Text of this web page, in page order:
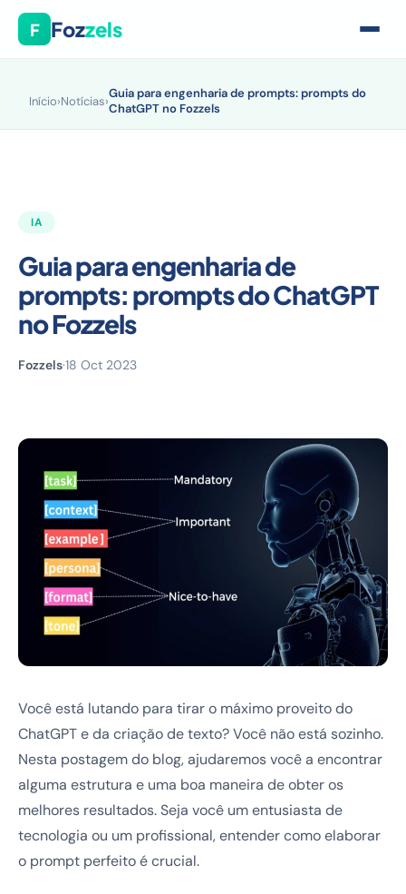
F Fozzels
Início›Notícias›Guia para engenharia de prompts: prompts do
ChatGPT no Fozzels
IA
Guia para engenharia de
prompts: prompts do ChatGPT
no Fozzels
Fozzels·18 Oct 2023
Você está lutando para tirar o máximo proveito do
ChatGPT e da criação de texto? Você não está sozinho.
Nesta postagem do blog, ajudaremos você a encontrar
alguma estrutura e uma boa maneira de obter os
melhores resultados. Seja você um entusiasta de
tecnologia ou um profissional, entender como elaborar
o prompt perfeito é crucial.